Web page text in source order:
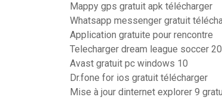
Mappy gps gratuit apk télécharger
Whatsapp messenger gratuit
Application gratuite pour rencontre
Telecharger dream league soccer
Avast gratuit pc windows 10
Dr.fone for ios gratuit télécharger
Mise à jour dinternet explorer 9